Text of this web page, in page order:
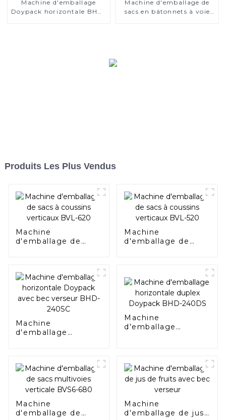
Machine d'emballage
Doypack horizontale BHD-
Machine d'emballage de
sacs en bâtonnets à voie
Produits Les Plus Vendus
Machine
d'emballage de
Machine
d'emballage de
Machine
d'emballage
verseur BHD-240SC
Machine
d'emballage
Machine
d'emballage de
Machine
d'emballage de jus